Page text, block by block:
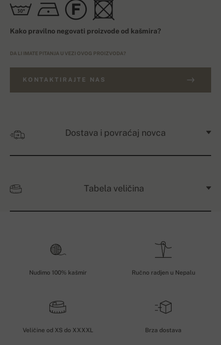
Kako pravilno negovati proizvode od kašmira?
DA LI IMATE PITANJA U VEZI OVOG PROIZVODA?
KONTAKTIRAJTE NAS
Dostava i povraćaj novca
Tabela veličina
Nudimo 100% kašmir Ručno radjen u Nepalu
Veličine od XS do XXXXL Brza dostava